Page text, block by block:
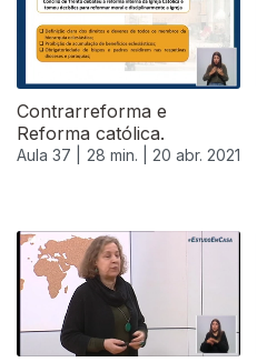
Contrarreforma e
Reforma católica.
Aula 37 | 28 min. | 20 abr. 2021